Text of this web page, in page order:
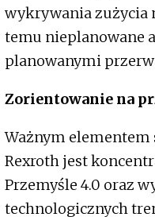
wykrywania zużycia
temu nieplanowane
planowanymi
Zorientowanie na
Ważnym
Rexroth jest
Przemyśle 4.0 oraz
technologicznych